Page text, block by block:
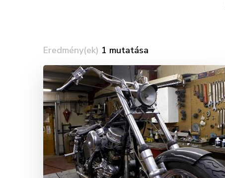
Eredmény(ek) 1 mutatása